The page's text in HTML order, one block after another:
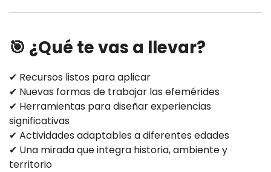
🎯 ¿Qué te vas a llevar?
✔ Recursos listos para aplicar
✔ Nuevas formas de trabajar las efemérides
✔ Herramientas para diseñar experiencias
significativas
✔ Actividades adaptables a diferentes edades
✔ Una mirada que integra historia, ambiente y
territorio